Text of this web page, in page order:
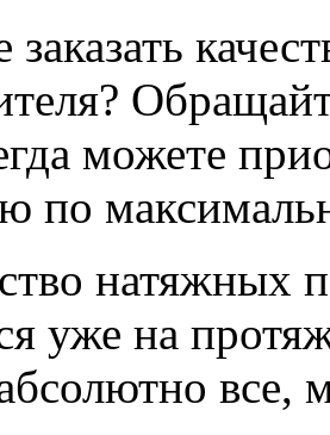
можете
по
натяжных
уже на
все,